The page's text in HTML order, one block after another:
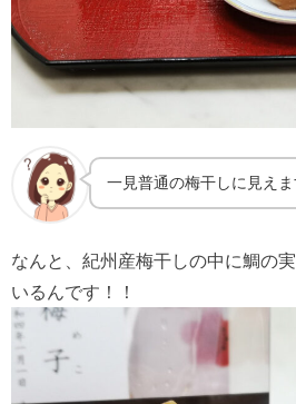
一見普通の梅干しに見えま
なんと、紀州産梅干しの中に鯛の
いるんです！！